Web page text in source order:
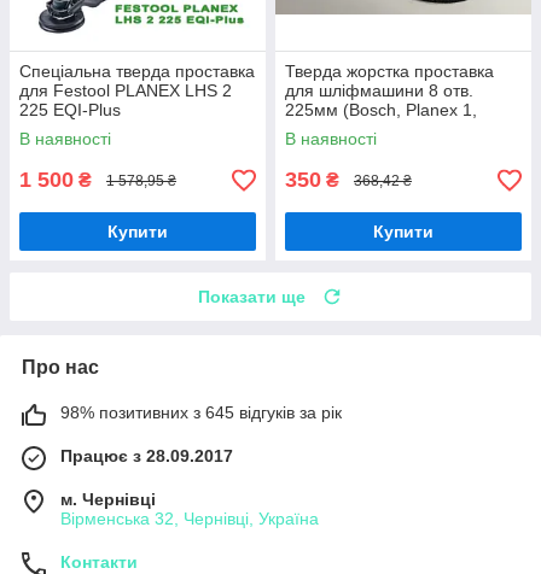
Спеціальна тверда проставка
для Festool PLANEX LHS 2
225 EQI-Plus
В наявності
1 500 ₴ 1 578,95 ₴
Купити
Тверда жорстка проставка
для шліфмашини 8 отв.
225мм (Bosch, Planex 1,
Einhell)
В наявності
350 ₴ 368,42 ₴
Купити
Показати ще
Про нас
98% позитивних з 645 відгуків за рік
Працює з 28.09.2017
м. Чернівці
Вірменська 32, Чернівці, Україна
Контакти